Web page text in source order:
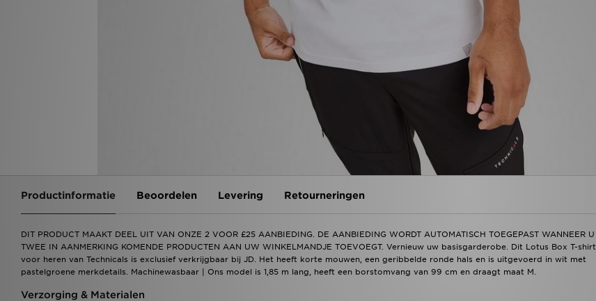
Productinformatie Beoordelen Levering Retourneringen
DIT PRODUCT MAAKT DEEL UIT VAN ONZE 2 VOOR £25 AANBIEDING. DE AANBIEDING WORDT AUTOMATISCH TOEGEPAST WANNEER U
TWEE IN AANMERKING KOMENDE PRODUCTEN AAN UW WINKELMANDJE TOEVOEGT. Vernieuw uw basisgarderobe. Dit Lotus Box T-shirt
voor heren van Technicals is exclusief verkrijgbaar bij JD. Het heeft korte mouwen, een geribbelde ronde hals en is uitgevoerd in wit met
pastelgroene merkdetails. Machinewasbaar | Ons model is 1,85 m lang, heeft een borstomvang van 99 cm en draagt maat M.
Verzorging & Materialen